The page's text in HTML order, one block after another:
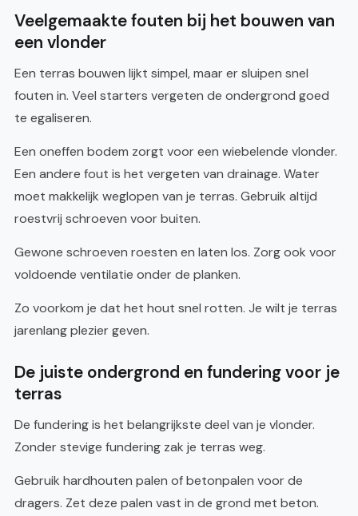
Veelgemaakte fouten bij het bouwen van
een vlonder
Een terras bouwen lijkt simpel, maar er sluipen snel
fouten in. Veel starters vergeten de ondergrond goed
te egaliseren.
Een oneffen bodem zorgt voor een wiebelende vlonder.
Een andere fout is het vergeten van drainage. Water
moet makkelijk weglopen van je terras. Gebruik altijd
roestvrij schroeven voor buiten.
Gewone schroeven roesten en laten los. Zorg ook voor
voldoende ventilatie onder de planken.
Zo voorkom je dat het hout snel rotten. Je wilt je terras
jarenlang plezier geven.
De juiste ondergrond en fundering voor je
terras
De fundering is het belangrijkste deel van je vlonder.
Zonder stevige fundering zak je terras weg.
Gebruik hardhouten palen of betonpalen voor de
dragers. Zet deze palen vast in de grond met beton.